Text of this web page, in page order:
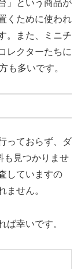
」という商品が
くために使われ
。また、ミニチ
レクターたちに
も多いです。
っておらず、ダ
も見つかりませ
していますの
ません。
ば幸いです。